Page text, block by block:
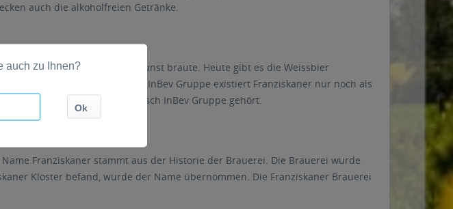
auch die alkoholfreien Getränke.
voller Leidenschaft und Inbrunst braute. Heute gibt es die Weissbier
durch die Anheuser Busch InBev Gruppe existiert Franziskaner nur noch als
ebenfalls zur Anheuser Busch InBev Gruppe gehört.
Franziskaner stammt aus der Historie der Brauerei. Die Brauerei wurde
Kloster befand, wurde der Name übernommen. Die Franziskaner Brauerei